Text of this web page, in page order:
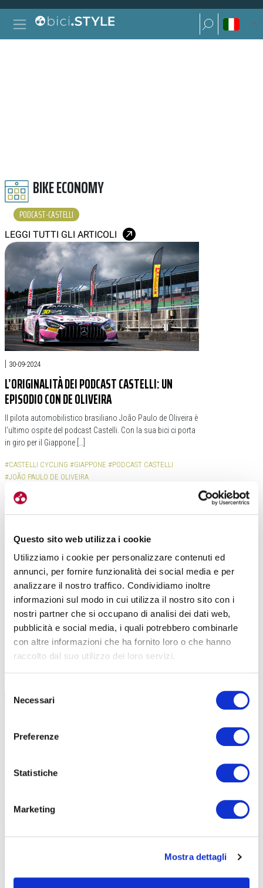
Questo sito web utilizza i cookie
Utilizziamo i cookie per personalizzare contenuti ed
annunci, per fornire funzionalità dei social media e per
analizzare il nostro traffico. Condividiamo inoltre
informazioni sul modo in cui utilizza il nostro sito con i
nostri partner che si occupano di analisi dei dati web,
pubblicità e social media, i quali potrebbero combinarle
con altre informazioni che ha fornito loro o che hanno
raccolto dal suo utilizzo dei loro servizi.
delNecessari
Preferenze
Statistiche
Marketing
Mostra dettagli
Vai al contenuto
Navigazione principale
Ricerca per:
Ricerca per:
BIKE ECONOMY
PODCAST-CASTELLI
LEGGI TUTTI GLI ARTICOLI
| 30-09-2024
L’ORIGINALITÀ DEI PODCAST CASTELLI: UN
EPISODIO CON DE OLIVEIRA
Il pilota automobilistico brasiliano João Paulo de Oliveira è
l’ultimo ospite del podcast Castelli. Con la sua bici ci porta
in giro per il Giappone […]
#CASTELLI CYCLING #GIAPPONE #PODCAST CASTELLI
#JOÃO PAULO DE OLIVEIRA
TUTTE LE CATEGORIE DEL MAGAZINE